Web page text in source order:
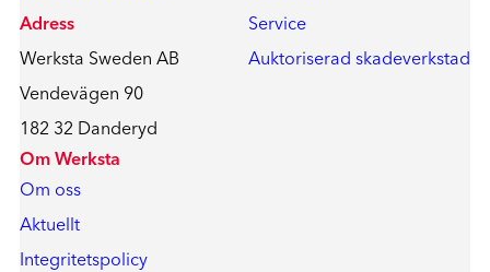
Adress
Werksta Sweden AB
Vendevägen 90
182 32 Danderyd
Service
Auktoriserad skadeverkstad
Om Werksta
Om oss
Aktuellt
Integritetspolicy